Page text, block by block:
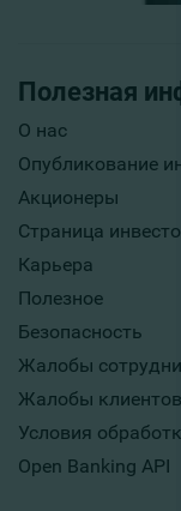
Полезная
О нас
Опубликование
Акционеры
Страница
Карьера
Полезное
Безопасность
Жалобы
Жалобы клиентов
Условия
Open Banking API